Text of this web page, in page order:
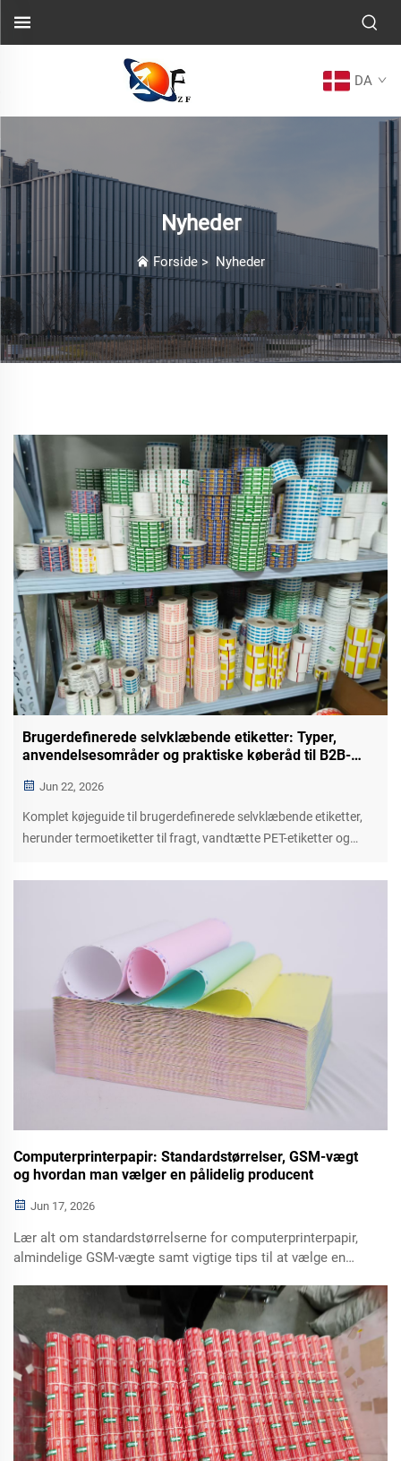
DA
Nyheder
Forside > Nyheder
Brugerdefinerede selvklæbende etiketter: Typer,
anvendelsesområder og praktiske køberåd til B2B-
Jun 22, 2026
Komplet køjeguide til brugerdefinerede selvklæbende etiketter,
herunder termoetiketter til fragt, vandtætte PET-etiketter og
materiale og tryk til globale B2B-grossistkøbere.
Computerprinterpapir: Standardstørrelser, GSM-vægt
og hvordan man vælger en pålidelig producent
Jun 17, 2026
Lær alt om standardstørrelserne for computerprinterpapir,
almindelige GSM-vægte samt vigtige tips til at vælge en
grossisteksportordrer.